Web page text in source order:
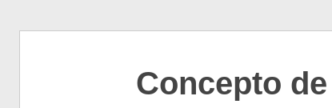
Concepto